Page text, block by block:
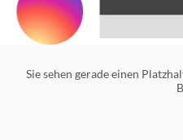
Sie sehen gerade einen